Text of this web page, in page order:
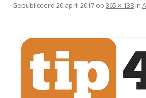
Gepubliceerd 20 april 2017 op 365 × 138 in